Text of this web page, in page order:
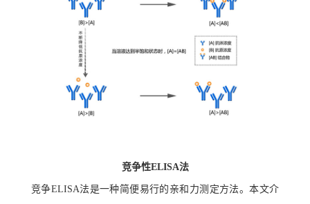
竞争性ELISA法
竞争ELISA法是一种简便易行的亲和力测定方法。本文介